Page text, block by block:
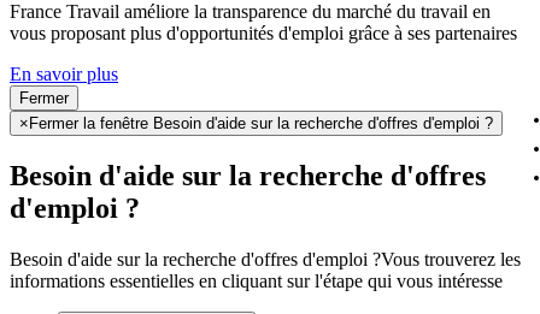
France Travail améliore la transparence du marché du travail en
vous proposant plus d'opportunités d'emploi grâce à ses partenaires
En savoir plus
Fermer
× Fermer la fenêtre Besoin d'aide sur la recherche d'offres d'emploi ?
Besoin d'aide sur la recherche d'offres
d'emploi ?
Besoin d'aide sur la recherche d'offres d'emploi ?Vous trouverez les
informations essentielles en cliquant sur l'étape qui vous intéresse